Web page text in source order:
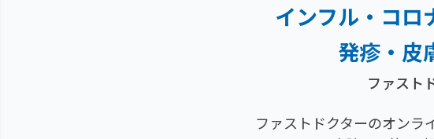
インフル・コロ
発疹・ 皮
ファスト
ファストドクターのオンラ